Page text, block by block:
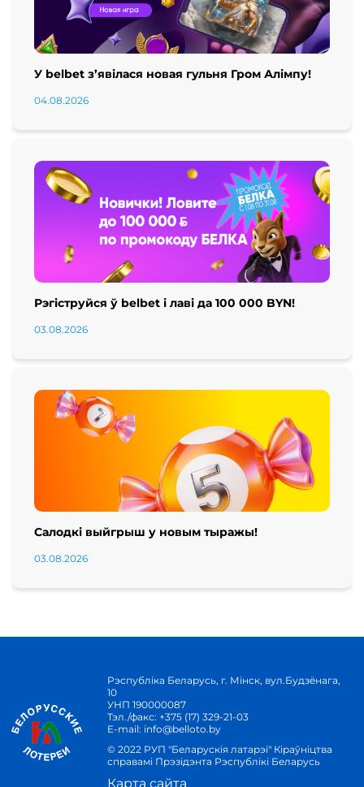
У belbet з’явілася новая гульня Гром Алімпу!
04.08.2026
Рэгіструйся ў belbet і лаві да 100 000 BYN!
03.08.2026
Салодкі выйгрыш у новым тыражы!
03.08.2026
Рэспубліка Беларусь, г. Мінск, вул.Будзёнага,
10
УНП 190000087
Тэл./факс: +375 (17) 329-21-03
E-mail: info@belloto.by
© 2022 РУП "Беларускія латарэі" Кіраўніцтва
справамі Прэзідэнта Рэспублікі Беларусь
Карта сайта